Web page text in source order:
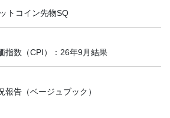
トコイン先物SQ
指数（CPI）：26年9月結果
報告（ベージュブック）